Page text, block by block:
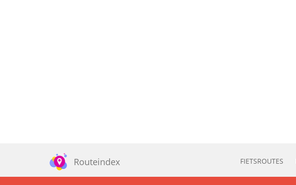
Routeindex FIETSROUTES